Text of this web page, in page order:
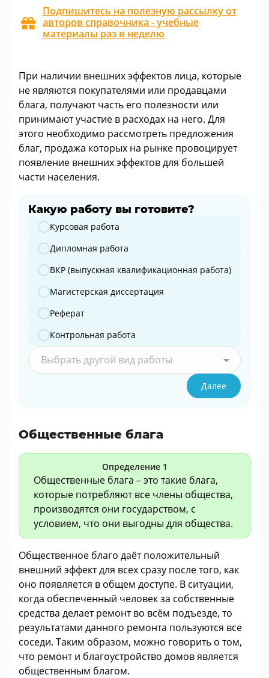
Подпишитесь на полезную рассылку от
авторов справочника - учебные
материалы раз в неделю
При наличии внешних эффектов лица, которые
не являются покупателями или продавцами
блага, получают часть его полезности или
принимают участие в расходах на него. Для
этого необходимо рассмотреть предложения
благ, продажа которых на рынке провоцирует
появление внешних эффектов для большей
части населения.
Какую работу вы готовите?
Какую работу вы готовите?
Курсовая работа
Дипломная работа
ВКР (выпускная квалификационная работа)
Магистерская диссертация
Реферат
Контрольная работа
Выбрать другой вид работы
Далее
Общественные блага
Определение 1
Общественные блага – это такие блага,
которые потребляют все члены общества,
производятся они государством, с
условием, что они выгодны для общества.
Общественное благо даёт положительный
внешний эффект для всех сразу после того, как
оно появляется в общем доступе. В ситуации,
когда обеспеченный человек за собственные
средства делает ремонт во всём подъезде, то
результатами данного ремонта пользуются все
соседи. Таким образом, можно говорить о том,
что ремонт и благоустройство домов является
общественным благом.